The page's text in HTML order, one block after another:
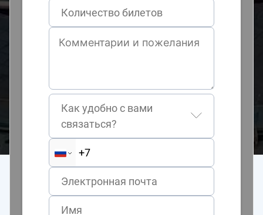
Как удобно с вами
связаться?